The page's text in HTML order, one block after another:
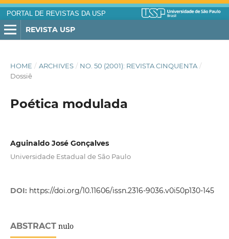
PORTAL DE REVISTAS DA USP
REVISTA USP
HOME / ARCHIVES / NO. 50 (2001): REVISTA CINQUENTA /
Dossiê
Poética modulada
Aguinaldo José Gonçalves
Universidade Estadual de São Paulo
DOI: https://doi.org/10.11606/issn.2316-9036.v0i50p130-145
ABSTRACTnulo